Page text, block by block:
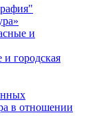
и
городская
в отношении